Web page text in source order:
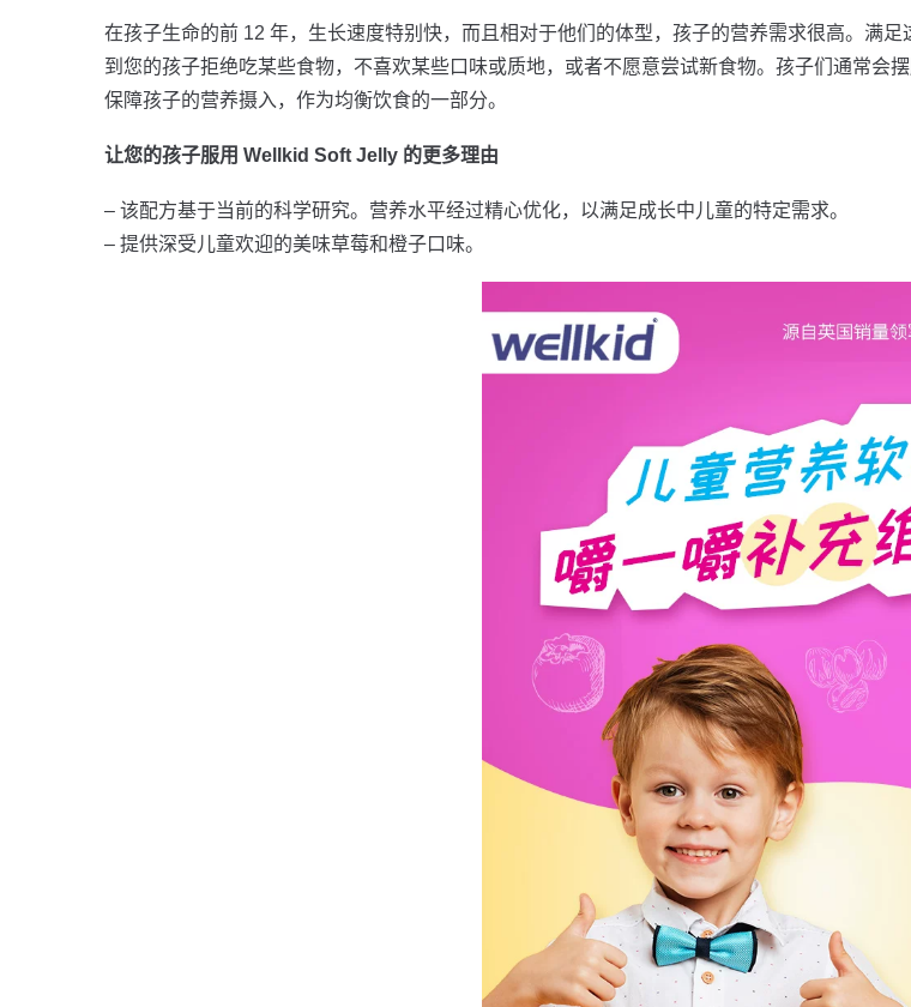
在孩子生命的前 12 年，生长速度特别快，而且相对于他们的体型，孩子的营养需求很高。满
到您的孩子拒绝吃某些食物，不喜欢某些口味或质地，或者不愿意尝试新食物。孩子们通常会
保障孩子的营养摄入，作为均衡饮食的一部分。
让您的孩子服用 Wellkid Soft Jelly 的更多理由
– 该配方基于当前的科学研究。营养水平经过精心优化，以满足成长中儿童的特定需求。
– 提供深受儿童欢迎的美味草莓和橙子口味。